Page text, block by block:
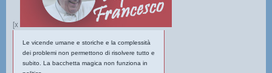
[x
Le vicende umane e storiche e la complessità
dei problemi non permettono di risolvere tutto e
subito. La bacchetta magica non funziona in